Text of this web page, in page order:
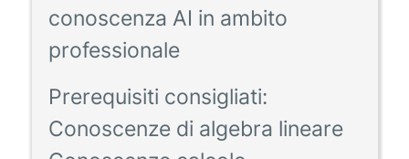
conoscenza AI in ambito
professionale
Prerequisiti consigliati:
Conoscenze di algebra lineare